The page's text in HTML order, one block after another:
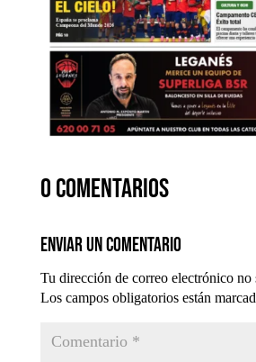
0 comentarios
Enviar un comentario
Tu dirección de correo electrónico no
Los campos obligatorios están